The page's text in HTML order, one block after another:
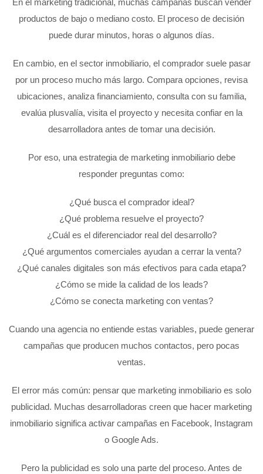
productos de bajo o mediano costo. El proceso de decisión
puede durar minutos, horas o algunos días.
En cambio, en el sector inmobiliario, el comprador suele pasar
por un proceso mucho más largo. Compara opciones, revisa
ubicaciones, analiza financiamiento, consulta con su familia,
evalúa plusvalía, visita el proyecto y necesita confiar en la
desarrolladora antes de tomar una decisión.
Por eso, una estrategia de marketing inmobiliario debe
responder preguntas como:
¿Qué busca el comprador ideal?
¿Qué problema resuelve el proyecto?
¿Cuál es el diferenciador real del desarrollo?
¿Qué argumentos comerciales ayudan a cerrar la venta?
¿Qué canales digitales son más efectivos para cada etapa?
¿Cómo se mide la calidad de los leads?
¿Cómo se conecta marketing con ventas?
Cuando una agencia no entiende estas variables, puede generar
campañas que producen muchos contactos, pero pocas
ventas.
El error más común: pensar que marketing inmobiliario es solo
publicidad. Muchas desarrolladoras creen que hacer marketing
inmobiliario significa activar campañas en Facebook, Instagram
o Google Ads.
Pero la publicidad es solo una parte del proceso. Antes de